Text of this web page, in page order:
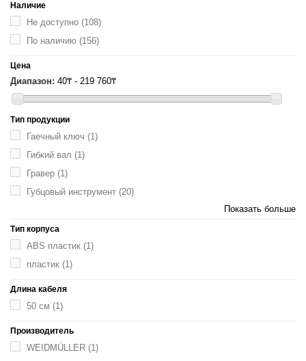
Наличие
Не доступно (108)
По наличию (156)
Цена
Диапазон: 40₸ - 219 760₸
Тип продукции
Гаечный ключ (1)
Гибкий вал (1)
Гравер (1)
Губцовый инструмент (20)
Показать больше
Тип корпуса
ABS пластик (1)
пластик (1)
Длина кабеля
50 см (1)
Производитель
WEIDMÜLLER (1)